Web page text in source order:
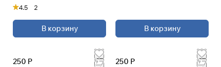
4.5 2
В корзину В корзину
250 Р
250 Р